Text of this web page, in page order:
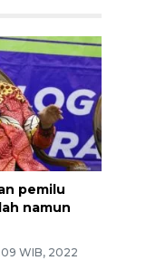
pemilu
namun
WIB, 2022